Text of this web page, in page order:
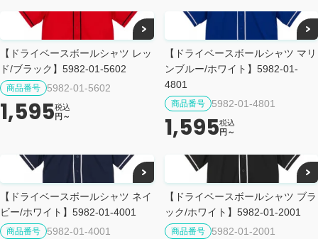
【ドライベースボールシャツ レッ
ド/ブラック】5982-01-5602
商品番号 5982-01-5602
1,595税込
円～
【ドライベースボールシャツ マリ
ンブルー/ホワイト】5982-01-
4801
商品番号 5982-01-4801
1,595税込
円～
【ドライベースボールシャツ ネイ
ビー/ホワイト】5982-01-4001
商品番号 5982-01-4001
【ドライベースボールシャツ ブラ
ック/ホワイト】5982-01-2001
商品番号 5982-01-2001